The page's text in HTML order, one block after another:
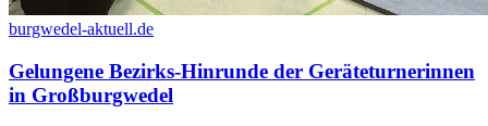
burgwedel-aktuell.de
Gelungene Bezirks-Hinrunde der Geräteturnerinnen
in Großburgwedel